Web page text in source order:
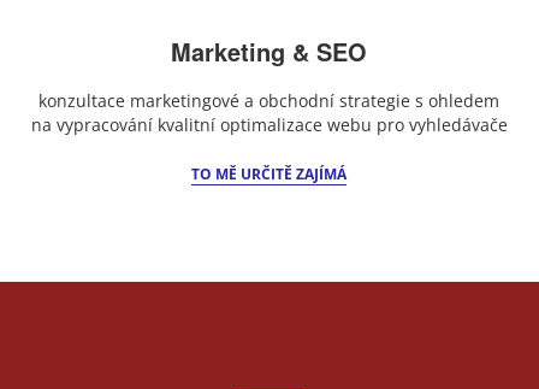
Marketing & SEO
konzultace marketingové a obchodní strategie s ohledem
na vypracování kvalitní optimalizace webu pro vyhledávače
TO MĚ URČITĚ ZAJÍMÁ